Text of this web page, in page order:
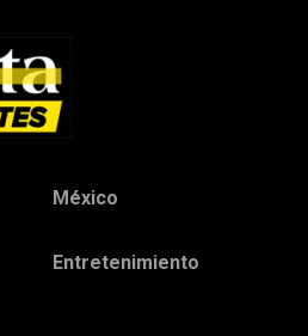
México
Entretenimiento